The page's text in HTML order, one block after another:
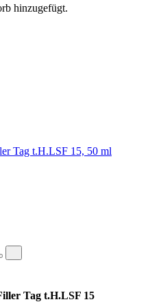
hinzugefügt.
Tag t.H.LSF 15, 50 ml
Tag t.H.LSF 15